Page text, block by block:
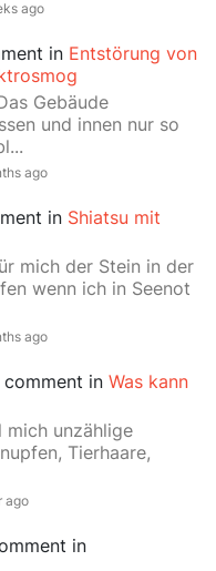
ago
in Entstörung von
Gebäude
und innen nur so
ago
in Shiatsu mit
mich der Stein in der
wenn ich in Seenot
ago
in Was kann
mich unzählige
Tierhaare,
ago
in